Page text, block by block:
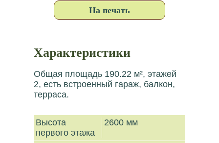
На печать
Характеристики
Общая площадь 190.22 м², этажей
2, есть встроенный гараж, балкон,
терраса.
Высота
первого этажа
2600 мм